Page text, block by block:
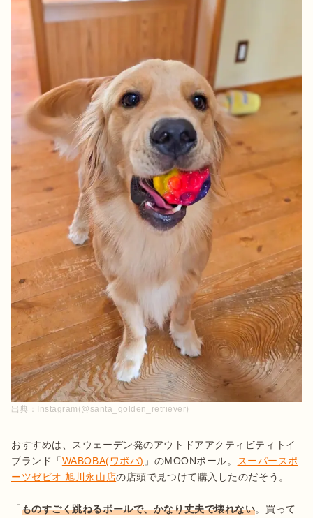
出典： Instagram(@santa_golden_retriever)
おすすめは、スウェーデン発のアウトドアアクティビティトイ
ブランド「WABOBA(ワボバ) 」のMOONボール。
スーパースポ
ーツゼビオ 旭川永山店の店頭で見つけて購入したのだそう。
「ものすごく跳ねるボールで、かなり丈夫で壊れない。買って